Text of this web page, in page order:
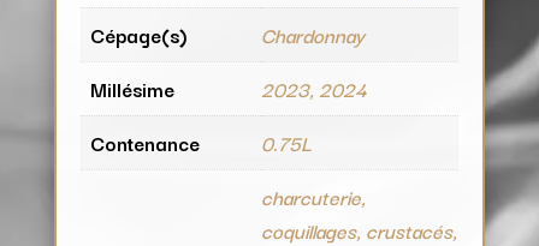
Cépage(s)
Chardonnay
Millésime
2023, 2024
Contenance
0.75L
charcuterie,
coquillages, crustacés,